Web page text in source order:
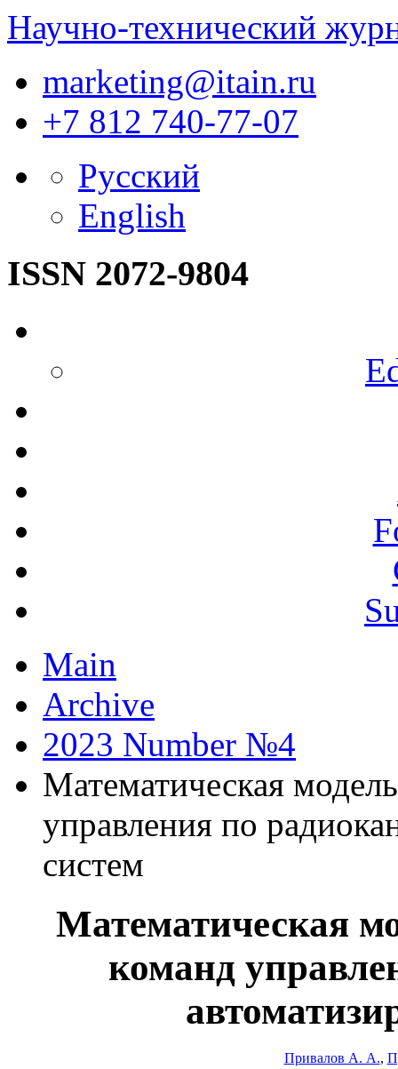
Научно-технический
marketing@itain.ru
+7 812 740-77-07
Русский
English
ISSN 2072-9804
Main
Archive
2023 Number №4
Математическая
управления по
систем
Математическая
команд
Привалов А. А.,